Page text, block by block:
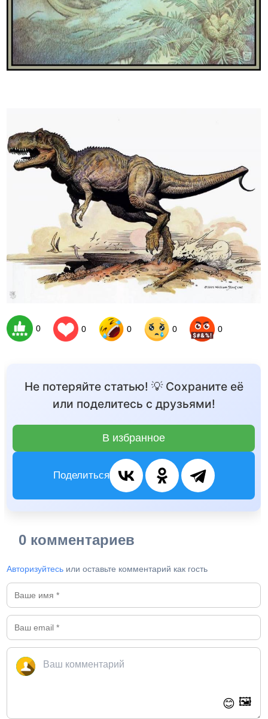
0 0 0 0 0
Не потеряйте статью! 💡 Сохраните её
или поделитесь с друзьями!
В избранное
Поделиться
0 комментариев
Авторизуйтесь или оставьте комментарий как гость
😊 🖼️